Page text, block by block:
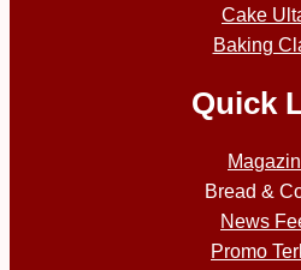
Cake
Baking
Quick
Bread &
News
Promo